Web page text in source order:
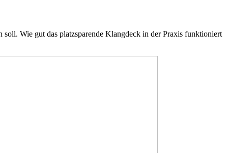
soll. Wie gut das platzsparende Klangdeck in der Praxis funktioniert